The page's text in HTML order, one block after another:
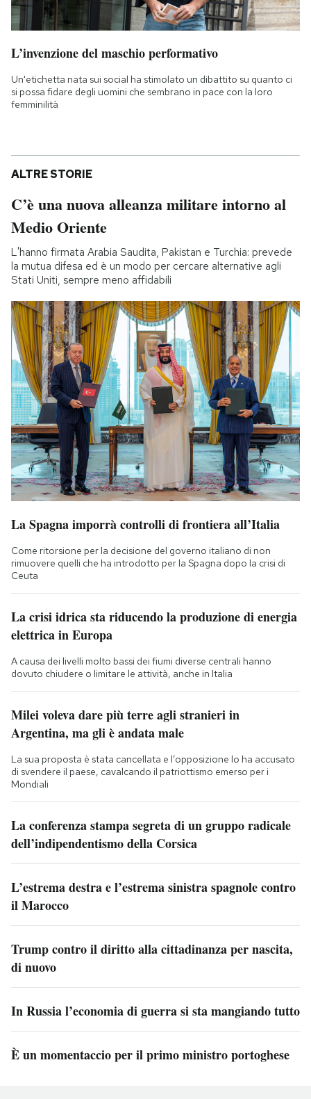
L’invenzione del maschio performativo
Un'etichetta nata sui social ha stimolato un dibattito su quanto ci
si possa fidare degli uomini che sembrano in pace con la loro
femminilità
ALTRE STORIE
C’è una nuova alleanza militare intorno al
Medio Oriente
L'hanno firmata Arabia Saudita, Pakistan e Turchia: prevede
la mutua difesa ed è un modo per cercare alternative agli
Stati Uniti, sempre meno affidabili
La Spagna imporrà controlli di frontiera all’Italia
Come ritorsione per la decisione del governo italiano di non
rimuovere quelli che ha introdotto per la Spagna dopo la crisi di
Ceuta
La crisi idrica sta riducendo la produzione di energia
elettrica in Europa
A causa dei livelli molto bassi dei fiumi diverse centrali hanno
dovuto chiudere o limitare le attività, anche in Italia
Milei voleva dare più terre agli stranieri in
Argentina, ma gli è andata male
La sua proposta è stata cancellata e l’opposizione lo ha accusato
di svendere il paese, cavalcando il patriottismo emerso per i
Mondiali
La conferenza stampa segreta di un gruppo radicale
dell’indipendentismo della Corsica
L’estrema destra e l’estrema sinistra spagnole contro
il Marocco
Trump contro il diritto alla cittadinanza per nascita,
di nuovo
In Russia l’economia di guerra si sta mangiando tutto
È un momentaccio per il primo ministro portoghese